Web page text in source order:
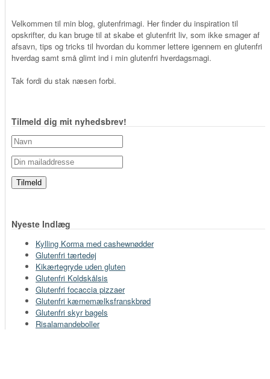
Velkommen til min blog, glutenfrimagi. Her finder du inspiration til
opskrifter, du kan bruge til at skabe et glutenfrit liv, som ikke smager af
afsavn, tips og tricks til hvordan du kommer lettere igennem en glutenfri
hverdag samt små glimt ind i min glutenfri hverdagsmagi.
Tak fordi du stak næsen forbi.
Tilmeld dig mit nyhedsbrev!
Nyeste Indlæg
Kylling Korma med cashewnødder
Glutenfri tærtedej
Kikærtegryde uden gluten
Glutenfri Koldskålsis
Glutenfri focaccia pizzaer
Glutenfri kærnemælksfranskbrød
Glutenfri skyr bagels
Risalamandeboller